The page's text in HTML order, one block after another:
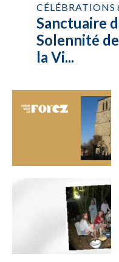
CÉLÉBRATIONS
Sanctuaire
Solennité
la Vi...